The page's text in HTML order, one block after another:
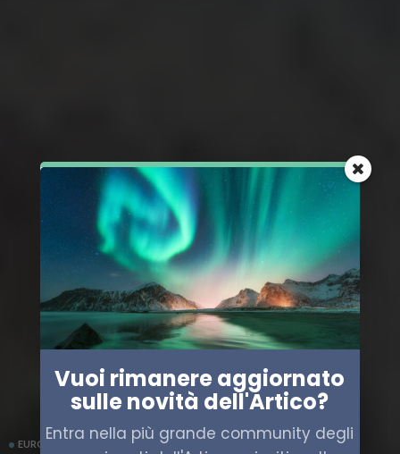
EUROPA SPAGNA
Vuoi rimanere aggiornato
sulle novità dell'Artico?
Entra nella più grande community degli